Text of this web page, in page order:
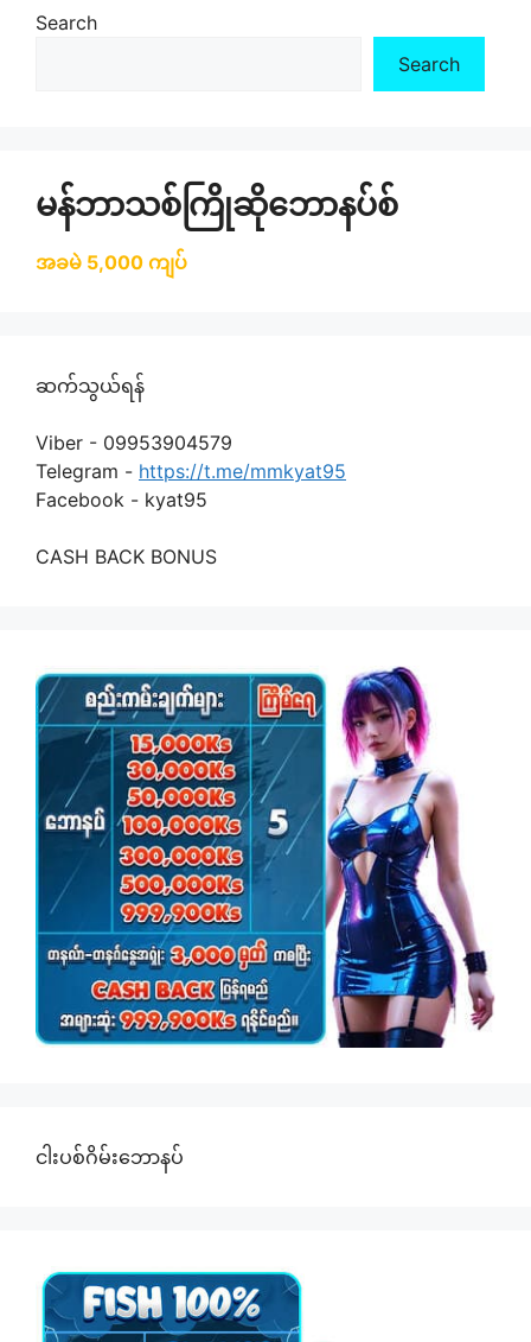
Search
Search
မန်ဘာသစ်ကြိုဆိုဘောနပ်စ်
အခမဲ 5,000 ကျပ်
ဆက်သွယ်ရန်
Viber - 09953904579
Telegram - https://t.me/mmkyat95
Facebook - kyat95
CASH BACK BONUS
ငါးပစ်ဂိမ်းဘောနပ်